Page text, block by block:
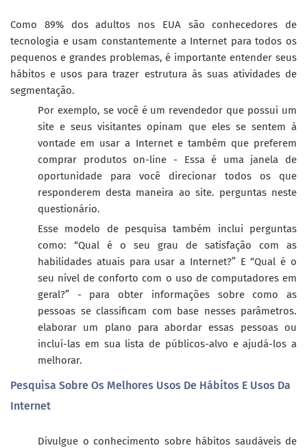
Como 89% dos adultos nos EUA são conhecedores de
tecnologia e usam constantemente a Internet para todos os
pequenos e grandes problemas, é importante entender seus
hábitos e usos para trazer estrutura às suas atividades de
segmentação.
Por exemplo, se você é um revendedor que possui um
site e seus visitantes opinam que eles se sentem à
vontade em usar a Internet e também que preferem
comprar produtos on-line - Essa é uma janela de
oportunidade para você direcionar todos os que
responderem desta maneira ao site. perguntas neste
questionário.
Esse modelo de pesquisa também inclui perguntas
como: “Qual é o seu grau de satisfação com as
habilidades atuais para usar a Internet?” E “Qual é o
seu nível de conforto com o uso de computadores em
geral?” - para obter informações sobre como as
pessoas se classificam com base nesses parâmetros.
elaborar um plano para abordar essas pessoas ou
incluí-las em sua lista de públicos-alvo e ajudá-los a
melhorar.
Pesquisa Sobre Os Melhores Usos De Hábitos E Usos Da
Internet
Divulgue o conhecimento sobre hábitos saudáveis de